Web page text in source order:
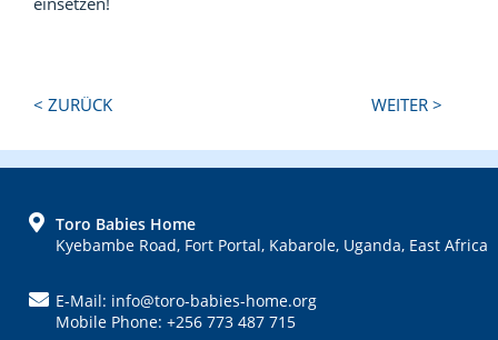
Next
< ZURÜCK WEITER >
FOOTERToro Babies Home
Kyebambe Road, Fort Portal, Kabarole, Uganda, East Africa
E-Mail: info@toro-babies-home.org
Mobile Phone: +256 773 487 715